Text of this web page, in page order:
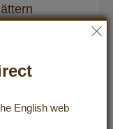
voll ist.
English web